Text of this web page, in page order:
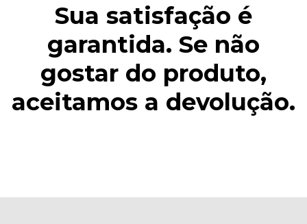
Sua satisfação é
garantida. Se não
gostar do produto,
aceitamos a devolução.